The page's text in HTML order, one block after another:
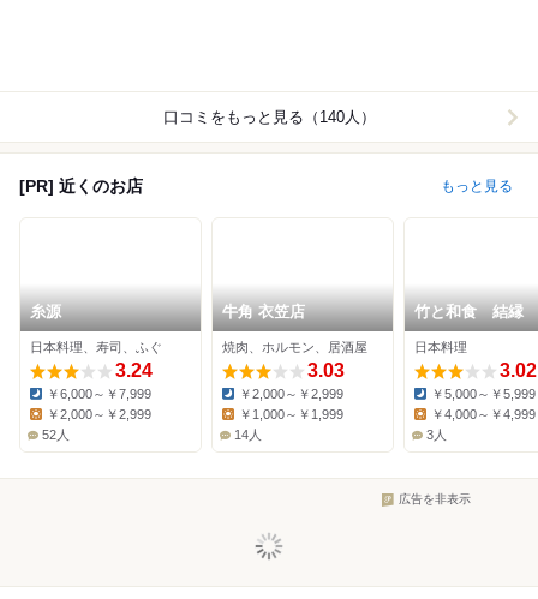
口コミをもっと見る（140人）
[PR] 近くのお店 もっと見る
糸源
日本料理、寿司、ふぐ
3.24
Dinner:
￥6,000～￥7,999
Lunch:
￥2,000～￥2,999
52人
牛角 衣笠店
焼肉、ホルモン、居酒屋
3.03
Dinner:
￥2,000～￥2,999
Lunch:
￥1,000～￥1,999
14人
竹と和食 結縁
日本料理
3.02
Dinner:
￥5,000～￥5,999
Lunch:
￥4,000～￥4,999
3人
広告を非表示